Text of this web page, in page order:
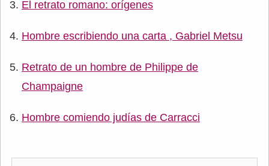
El retrato romano: orígenes
Hombre escribiendo una carta , Gabriel Metsu
Retrato de un hombre de Philippe de
Champaigne
Hombre comiendo judías de Carracci